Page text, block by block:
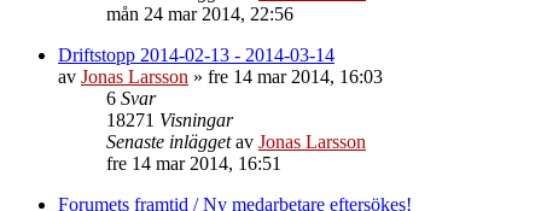
mån 24 mar 2014, 22:56
Driftstopp 2014-02-13 - 2014-03-14
av Jonas Larsson » fre 14 mar 2014, 16:03
6 Svar
18271 Visningar
Senaste inläggetav Jonas Larsson
fre 14 mar 2014, 16:51
Forumets framtid / Ny medarbetare eftersökes!